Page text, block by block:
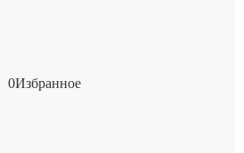
0Избранное